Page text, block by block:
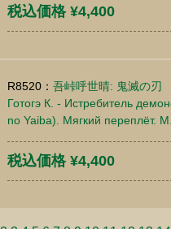
税込価格 ¥4,400
R8520： 吾峠呼世晴: 鬼滅の
Готогэ К. - Истребитель
no Yaiba). Мягкий переплёт.
税込価格 ¥4,400